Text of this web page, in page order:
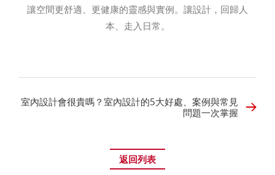
讓空間更舒適、更健康的靈感與實例。讓設計，回歸人
本、走入日常。
室內設計會很貴嗎？室內設計的5大好處、案例與常見
問題一次掌握
返回列表